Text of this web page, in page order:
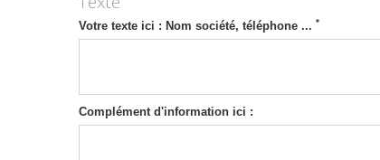
Votre texte ici : Nom société, téléphone ... *
Complément d'information ici :